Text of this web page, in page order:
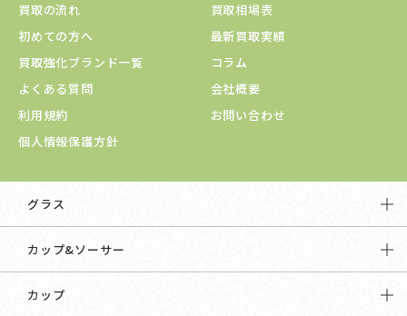
買取の流れ
買取相場表
初めての方へ
最新買取実績
買取強化ブランド一覧
コラム
よくある質問
会社概要
利用規約
お問い合わせ
個人情報保護方針
グラス
カップ&ソーサー
カップ